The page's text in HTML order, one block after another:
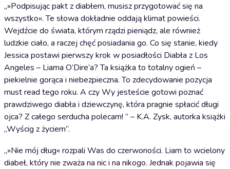
„»Podpisując pakt z diabłem, musisz przygotować się na
wszystko«. Te słowa dokładnie oddają klimat powieści.
Wejdźcie do świata, którym rządzi pieniądz, ale również
ludzkie ciało, a raczej chęć posiadania go. Co się stanie, kiedy
Jessica postawi pierwszy krok w posiadłości Diabła z Los
Angeles – Liama O’Dire’a? Ta książka to totalny ogień –
piekielnie gorąca i niebezpieczna. To zdecydowanie pozycja
must read tego roku. A czy Wy jesteście gotowi poznać
prawdziwego diabła i dziewczynę, która pragnie spłacić długi
ojca? Z całego serducha polecam! ” – K.A. Zysk, autorka książki
„Wyścig z życiem”.
„»Nie mój dług« rozpali Was do czerwoności. Liam to wcielony
diabeł, który nie zważa na nic i na nikogo. Jednak pojawia się